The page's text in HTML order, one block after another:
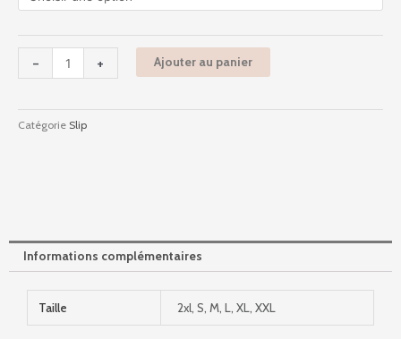
-
-
-
+ Ajouter au panier
Catégorie Slip
Informations complémentaires
Taille 2xl, S, M, L, XL, XXL